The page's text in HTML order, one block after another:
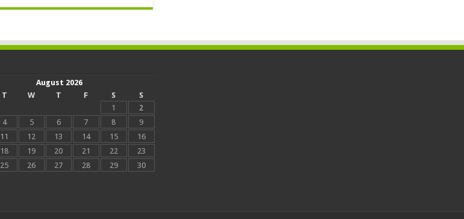
August 2026
T W T F S
S
1
2
4 5 6 7 8
9
11 12 13 14 15
16
18 19 20 21 22
23
25 26 27 28 29
30